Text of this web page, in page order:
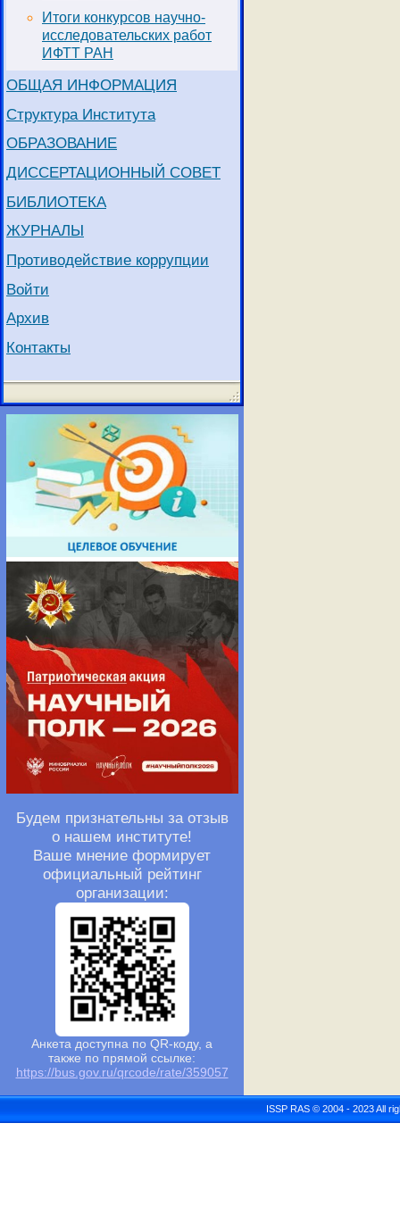
Итоги конкурсов научно-
исследовательских работ
ИФТТ РАН
ОБЩАЯ ИНФОРМАЦИЯ
Структура Института
ОБРАЗОВАНИЕ
ДИССЕРТАЦИОННЫЙ СОВЕТ
БИБЛИОТЕКА
ЖУРНАЛЫ
Противодействие коррупции
Войти
Архив
Контакты
Будем признательны за отзыв
о нашем институте!
Ваше мнение формирует
официальный рейтинг
организации:
Анкета доступна по QR-коду, а
также по прямой ссылке:
https://bus.gov.ru/qrcode/rate/359057
ISSP RAS © 2004 - 2023 All